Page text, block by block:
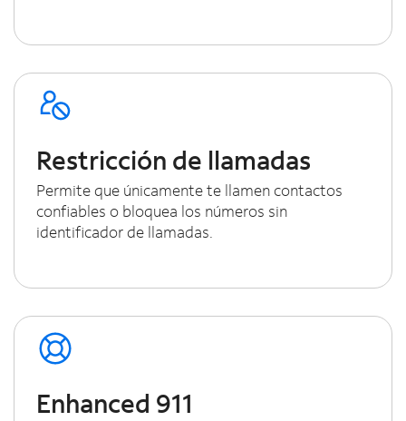
Restricción de llamadas
Permite que únicamente te llamen contactos
confiables o bloquea los números sin
identificador de llamadas.
Enhanced 911